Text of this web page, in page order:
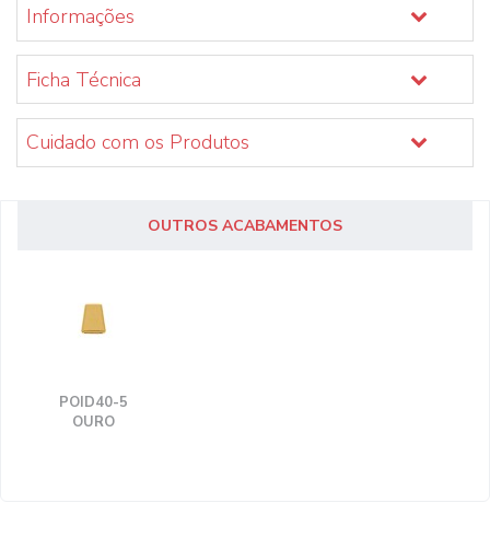
Informações
Ficha Técnica
Cuidado com os Produtos
OUTROS ACABAMENTOS
POID40-5
OURO